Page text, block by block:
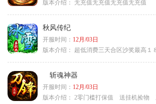
版本介绍： 无充值无充值无充值无充值
秋风传纪
开服时间： 12月/03日
版本介绍：
超低消费三天合区沙奖最高１
斩魂神器
开服时间： 12月/03日
版本介绍： 2零门槛打保值 送挂机捡物 三